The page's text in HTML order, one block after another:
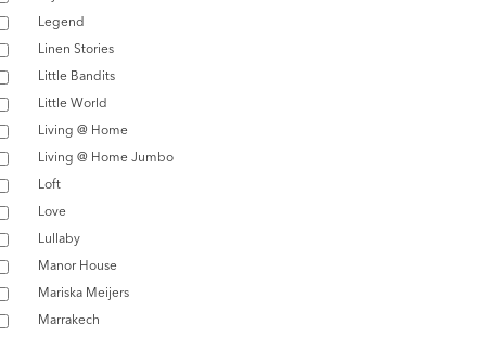
Legend
Linen Stories
Little Bandits
Little World
Living @ Home
Living @ Home Jumbo
Loft
Love
Lullaby
Manor House
Mariska Meijers
Marrakech